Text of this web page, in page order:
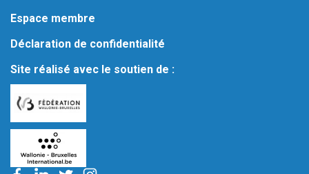
Espace membre
Déclaration de confidentialité
Site réalisé avec le soutien de :